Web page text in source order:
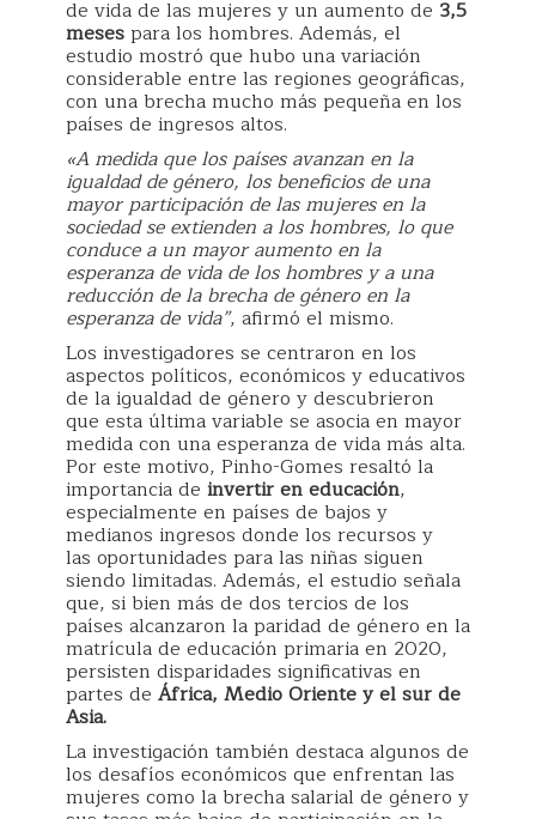
de vida de las mujeres y un aumento de 3,5
mesespara los hombres. Además, el
estudio mostró que hubo una variación
considerable entre las regiones geográficas,
con una brecha mucho más pequeña en los
países de ingresos altos.
«A medida que los países avanzan en la
igualdad de género, los beneficios de una
mayor participación de las mujeres en la
sociedad se extienden a los hombres, lo que
conduce a un mayor aumento en la
esperanza de vida de los hombres y a una
reducción de la brecha de género en la
esperanza de vida”, afirmó el mismo.
Los investigadores se centraron en los
aspectos políticos, económicos y educativos
de la igualdad de género y descubrieron
que esta última variable se asocia en mayor
medida con una esperanza de vida más alta.
Por este motivo, Pinho-Gomes resaltó la
importancia de invertir en educación,
especialmente en países de bajos y
medianos ingresos donde los recursos y
las oportunidades para las niñas siguen
siendo limitadas. Además, el estudio señala
que, si bien más de dos tercios de los
países alcanzaron la paridad de género en la
matrícula de educación primaria en 2020,
persisten disparidades significativas en
partes de África, Medio Oriente y el sur de
Asia.
La investigación también destaca algunos de
los desafíos económicos que enfrentan las
mujeres como la brecha salarial de género y